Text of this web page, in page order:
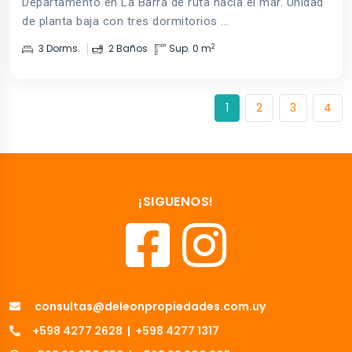
de planta baja con tres dormitorios ...
3 Dorms. 2 Baños Sup. 0 m2
1 2 3 4
¡SIGUENOS!
consultas@deleonpropiedades.com.uy
+598 4277 2628 | +598 4277 1317